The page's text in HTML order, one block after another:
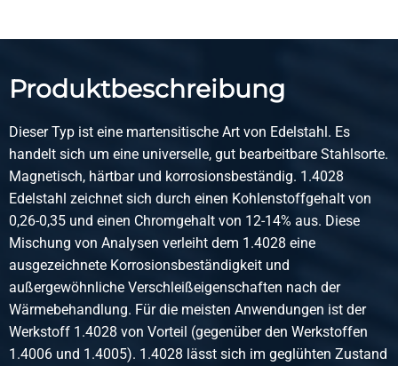
Artikelnummer
Beschreibung
Rostfrei Stahl 1.4028 warmgewalzt Rund 90 geschält
vergutet Hl 6 mtr
Stück pro KG
Bruttopreis
Wählen Sie
Artikelnummer
2400-0110-100
Beschreibung
Rostfrei Stahl 1.4028 warmgewalzt Rund 100 geschält
vergutet Hl 6 mtr
Produktbeschreibung
Dieser Typ ist eine martensitische Art von Edelstahl. Es
handelt sich um eine universelle, gut bearbeitbare Stahlsorte.
Magnetisch, härtbar und korrosionsbeständig. 1.4028
Edelstahl zeichnet sich durch einen Kohlenstoffgehalt von
0,26-0,35 und einen Chromgehalt von 12-14% aus. Diese
Mischung von Analysen verleiht dem 1.4028 eine
ausgezeichnete Korrosionsbeständigkeit und
außergewöhnliche Verschleißeigenschaften nach der
Wärmebehandlung. Für die meisten Anwendungen ist der
Werkstoff 1.4028 von Vorteil (gegenüber den Werkstoffen
1.4006 und 1.4005). 1.4028 lässt sich im geglühten Zustand